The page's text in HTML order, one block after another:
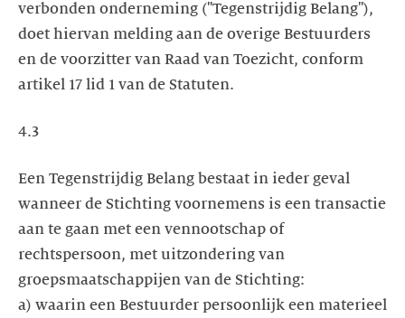
verbonden onderneming ("Tegenstrijdig Belang"),
doet hiervan melding aan de overige Bestuurders
en de voorzitter van Raad van Toezicht, conform
artikel 17 lid 1 van de Statuten.
4.3
Een Tegenstrijdig Belang bestaat in ieder geval
wanneer de Stichting voornemens is een transactie
aan te gaan met een vennootschap of
rechtspersoon, met uitzondering van
groepsmaatschappijen van de Stichting:
a) waarin een Bestuurder persoonlijk een materieel